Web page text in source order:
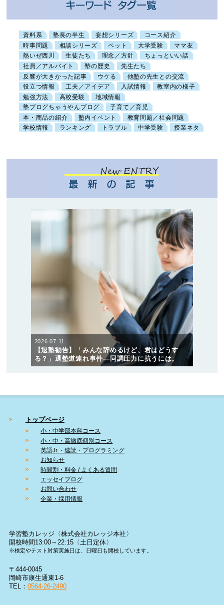
資料系 塾長の半生 妄想シリーズ
コース紹介
時事問題
相談シリーズ ペット 大学受験
ママ友
熱いぜ西川
生徒たち 理念／方針
ちょっといい話
社員／アルバイト
塾の歴史
先生たち
反響が大きかった記事
ウケる
他塾の先生との交流
役立つ情報
工夫／アイデア 入試情報
教室内の様子
勉強方法
高校受験
地域情報
塾ブログちゃうやんブログ
子育て／育児
本・商品の紹介
塾内イベント
教育問題／社会問題
学校情報
ランキング トラブル 中学受験 授業ネタ
2026.07.11
【退塾勧告】「みんな辞めるけど、君はどうす
る？」退塾道連れ事件―同調圧力に抗うには。
トップページ
小・中学部本科コース
小・中・高徹底個別コース
英語Jr.・速読・プログラミング
お知らせ
時間割・料金 / よくある質問
エッセイブログ
お問い合わせ
企業・採用情報
学習塾カレッジ〈株式会社カレッジ本社〉
開校時間13:00～22:15〈土日定休〉
※検定やテスト対策実施日は、日曜日も開校しています。
〒444-0045
岡崎市康生通東1-6
TEL： 0564-26-2490